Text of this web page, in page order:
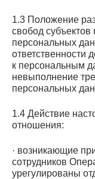
1.3 Положение
свобод
персональных
ответственности
к персональным
невыполнение
персональных
1.4 Действие
отношения:
· возникающие
сотрудников
урегулированы